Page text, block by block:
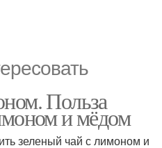
Польза
и мёдом
зеленый чай с лимоном и